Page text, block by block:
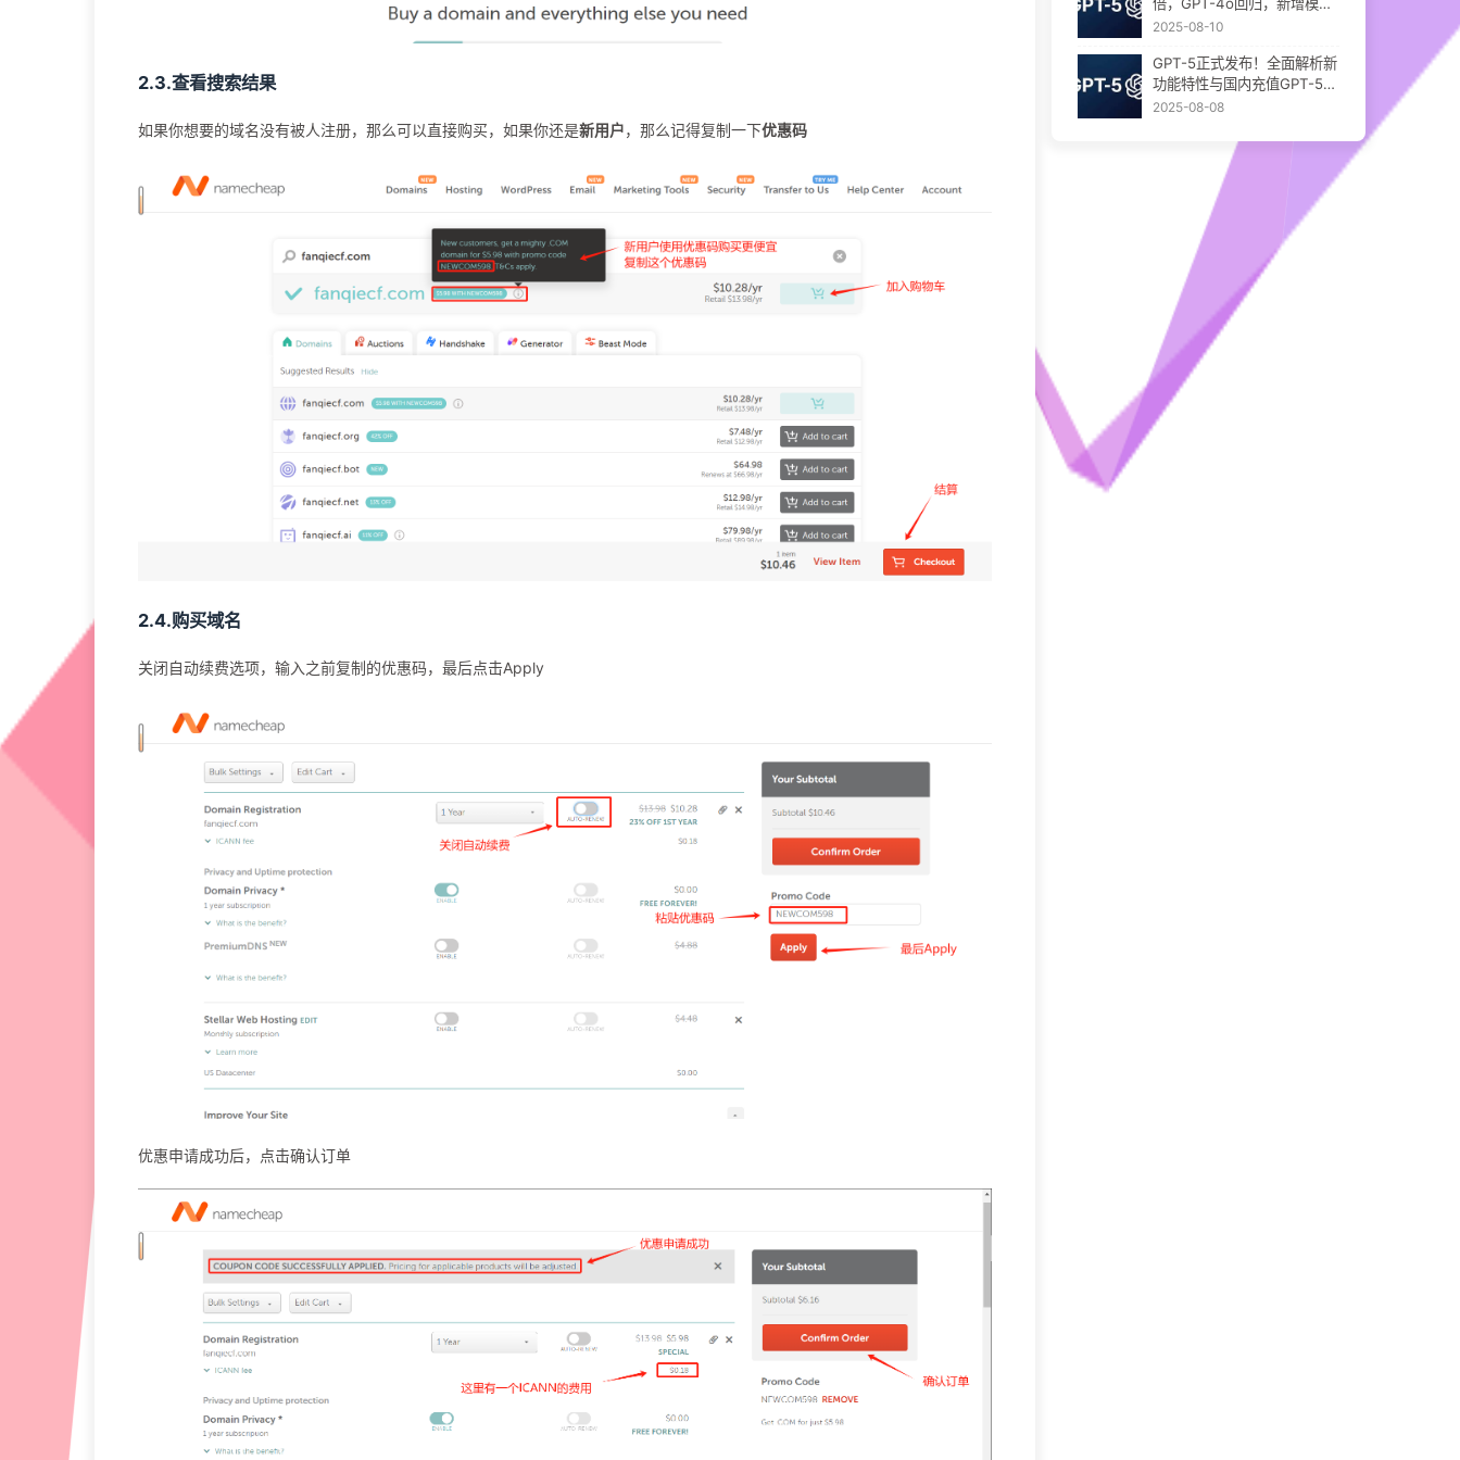
2.3.查看搜索结果
如果你想要的域名没有被人注册，那么可以直接购买，如果你还是新用户，那么记得复制一下优惠码
2.4.购买域名
关闭自动续费选项，输入之前复制的优惠码，最后点击Apply
优惠申请成功后，点击确认订单
透明度功能
2025-08-10
GPT-5正式发布！全面解析新
功能特性与国内充值GPT-5方
式
2025-08-08